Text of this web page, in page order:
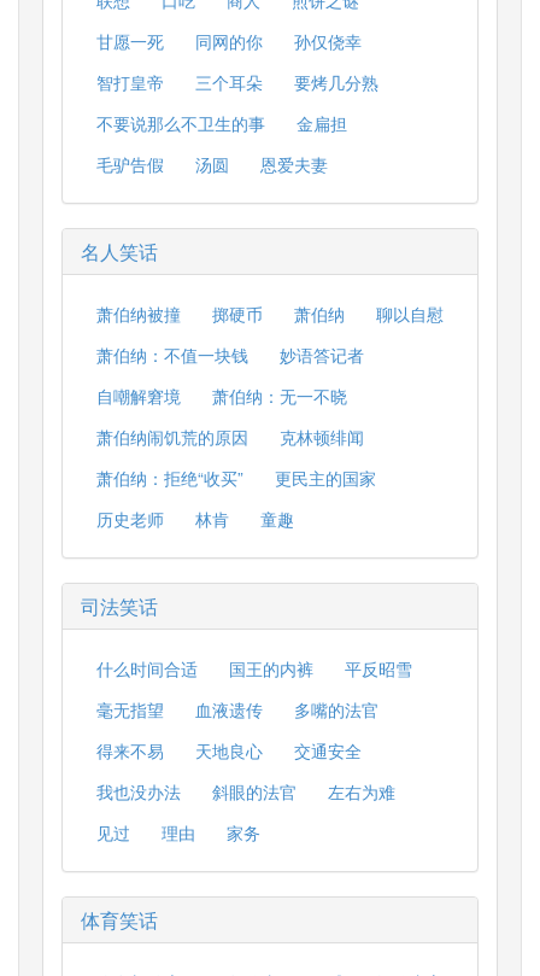
甘愿一死
同网的你
孙仅侥幸
智打皇帝
三个耳朵
要烤几分熟
不要说那么不卫生的事
金扁担
毛驴告假
汤圆 恩爱夫妻
名人笑话
萧伯纳被撞 掷硬币 萧伯纳
聊以自慰
萧伯纳：不值一块钱
妙语答记者
自嘲解窘境
萧伯纳：无一不晓
萧伯纳闹饥荒的原因
克林顿绯闻
萧伯纳：拒绝“收买”
更民主的国家
历史老师
林肯 童趣
司法笑话
什么时间合适 国王的内裤
平反昭雪
毫无指望
血液遗传
多嘴的法官
得来不易
天地良心
交通安全
我也没办法
斜眼的法官
左右为难
见过
理由 家务
体育笑话